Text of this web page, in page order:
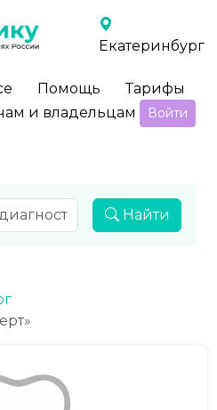
Екатеринбург
Помощь
Тарифы
и владельцам
Войти
Найти